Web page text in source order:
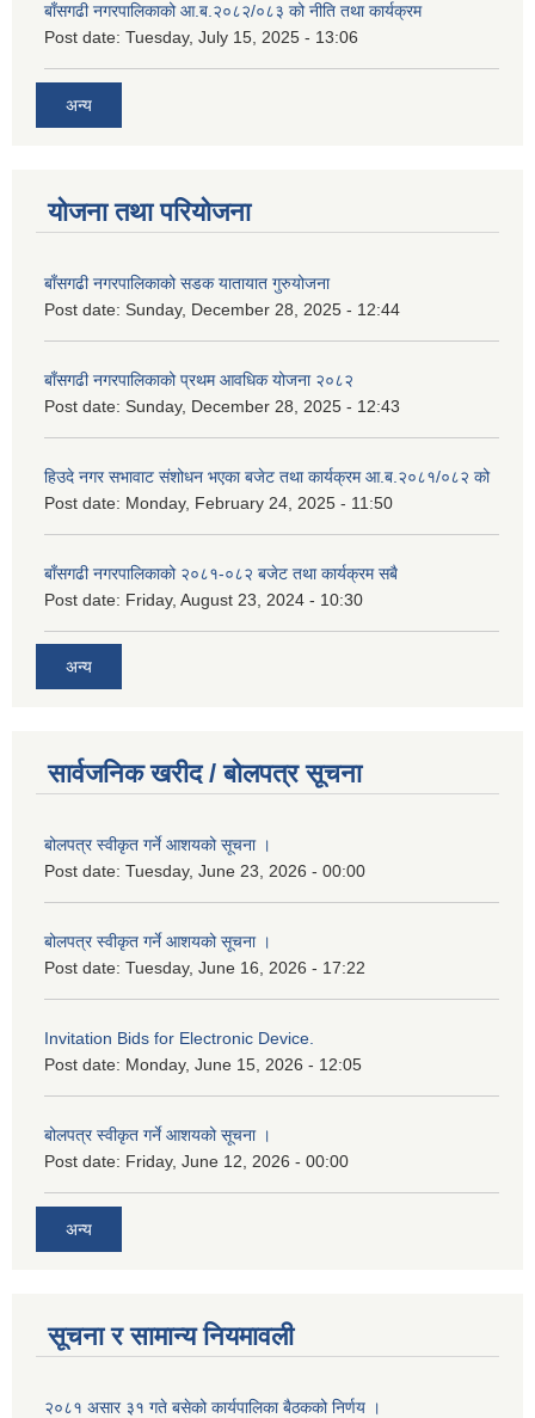
बाँसगढी नगरपालिकाको आ.ब.२०८२/०८३ को नीति तथा कार्यक्रम
Post date: Tuesday, July 15, 2025 - 13:06
अन्य
योजना तथा परियोजना
बाँसगढी नगरपालिकाको सडक यातायात गुरुयोजना
Post date: Sunday, December 28, 2025 - 12:44
बाँसगढी नगरपालिकाको प्रथम आवधिक योजना २०८२
Post date: Sunday, December 28, 2025 - 12:43
हिउदे नगर सभावाट संशोधन भएका बजेट तथा कार्यक्रम आ.ब.२०८१/०८२ को
Post date: Monday, February 24, 2025 - 11:50
बाँसगढी नगरपालिकाको २०८१-०८२ बजेट तथा कार्यक्रम सबै
Post date: Friday, August 23, 2024 - 10:30
अन्य
सार्वजनिक खरीद / बोलपत्र सूचना
बोलपत्र स्वीकृत गर्ने आशयको सूचना ।
Post date: Tuesday, June 23, 2026 - 00:00
बोलपत्र स्वीकृत गर्ने आशयको सूचना ।
Post date: Tuesday, June 16, 2026 - 17:22
Invitation Bids for Electronic Device.
Post date: Monday, June 15, 2026 - 12:05
बोलपत्र स्वीकृत गर्ने आशयको सूचना ।
Post date: Friday, June 12, 2026 - 00:00
अन्य
सूचना र सामान्य नियमावली
२०८१ असार ३१ गते बसेको कार्यपालिका बैठकको निर्णय ।